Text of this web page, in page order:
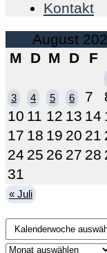
Kontakt
August
M
D M D F
3 4 5 6 7
10 11 12 13 14
17 18 19 20 21
24 25 26 27 28
31
« Juli